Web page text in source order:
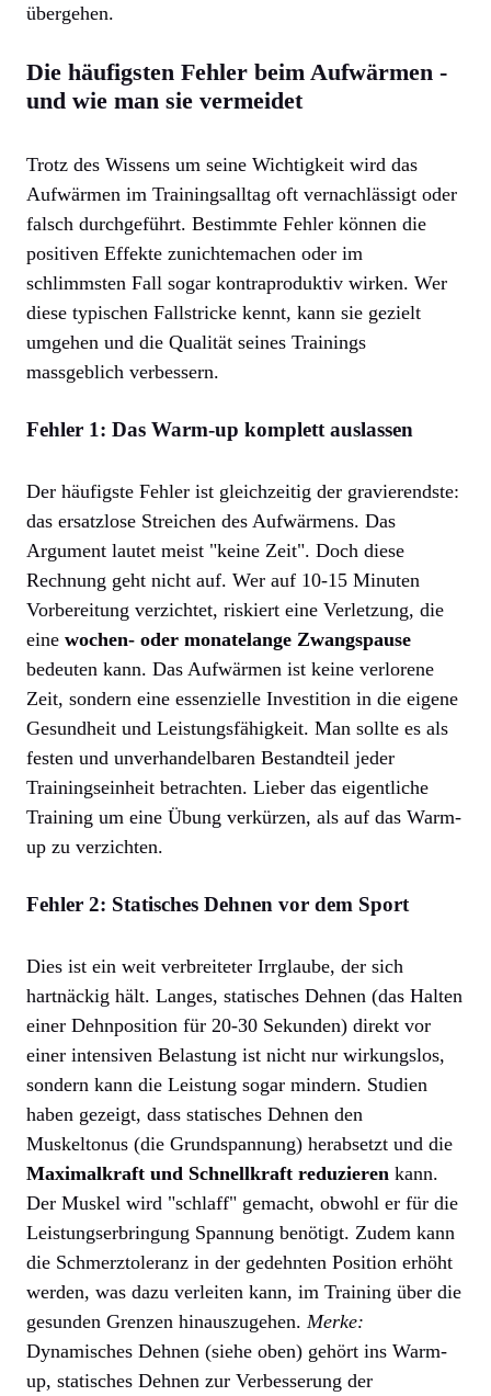
übergehen.
Die häufigsten Fehler beim Aufwärmen -
und wie man sie vermeidet
Trotz des Wissens um seine Wichtigkeit wird das
Aufwärmen im Trainingsalltag oft vernachlässigt oder
falsch durchgeführt. Bestimmte Fehler können die
positiven Effekte zunichtemachen oder im
schlimmsten Fall sogar kontraproduktiv wirken. Wer
diese typischen Fallstricke kennt, kann sie gezielt
umgehen und die Qualität seines Trainings
massgeblich verbessern.
Fehler 1: Das Warm-up komplett auslassen
Der häufigste Fehler ist gleichzeitig der gravierendste:
das ersatzlose Streichen des Aufwärmens. Das
Argument lautet meist "keine Zeit". Doch diese
Rechnung geht nicht auf. Wer auf 10-15 Minuten
Vorbereitung verzichtet, riskiert eine Verletzung, die
eine wochen- oder monatelange Zwangspause
bedeuten kann. Das Aufwärmen ist keine verlorene
Zeit, sondern eine essenzielle Investition in die eigene
Gesundheit und Leistungsfähigkeit. Man sollte es als
festen und unverhandelbaren Bestandteil jeder
Trainingseinheit betrachten. Lieber das eigentliche
Training um eine Übung verkürzen, als auf das Warm-
up zu verzichten.
Fehler 2: Statisches Dehnen vor dem Sport
Dies ist ein weit verbreiteter Irrglaube, der sich
hartnäckig hält. Langes, statisches Dehnen (das Halten
einer Dehnposition für 20-30 Sekunden) direkt vor
einer intensiven Belastung ist nicht nur wirkungslos,
sondern kann die Leistung sogar mindern. Studien
haben gezeigt, dass statisches Dehnen den
Muskeltonus (die Grundspannung) herabsetzt und die
Maximalkraft und Schnellkraft reduzieren kann.
Der Muskel wird "schlaff" gemacht, obwohl er für die
Leistungserbringung Spannung benötigt. Zudem kann
die Schmerztoleranz in der gedehnten Position erhöht
werden, was dazu verleiten kann, im Training über die
gesunden Grenzen hinauszugehen. Merke:
Dynamisches Dehnen (siehe oben) gehört ins Warm-
up, statisches Dehnen zur Verbesserung der